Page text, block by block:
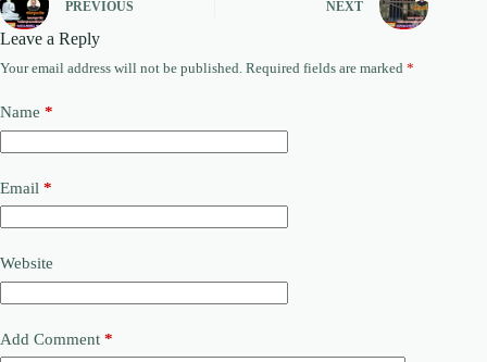
PREVIOUS NEXT
Leave a Reply
Your email address will not be published. Required fields are marked *
Name *
Email *
Website
Add Comment *